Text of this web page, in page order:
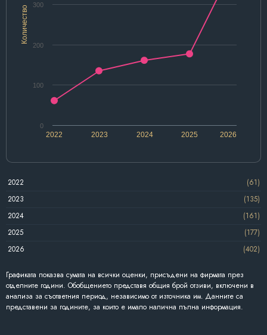
Количество
2022 2024 2026
2023 2025
0
100
200
300
2022
(61)
2023
(135)
2024
(161)
2025
(177)
2026
(402)
Графиката показва сумата на всички оценки, присъдени на фирмата през
отделните години. Обобщението представя общия брой отзиви, включени в
анализа за съответния период, независимо от източника им. Данните са
представени за годините, за които е имало налична пълна информация.